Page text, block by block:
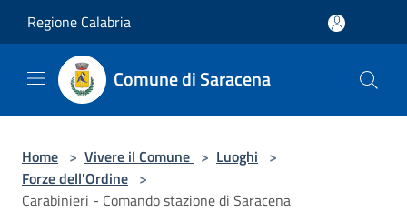
Regione Calabria
Comune di Saracena
Home > Vivere il Comune > Luoghi >
Forze dell'Ordine >
Carabinieri - Comando stazione di Saracena